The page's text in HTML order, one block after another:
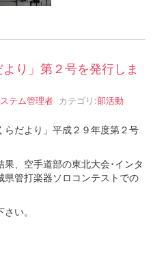
り」第２号を発行しま
テム管理者 カテゴリ:部活動
だより」平成２９年度第２号
、空手道部の東北大会･インタ
管打楽器ソロコンテストでの
い。